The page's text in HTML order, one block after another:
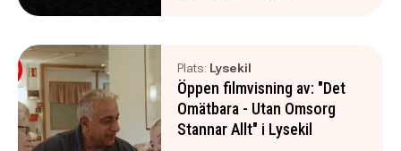
Plats: Lysekil
Öppen filmvisning av: "Det
Omätbara - Utan Omsorg
Stannar Allt" i Lysekil